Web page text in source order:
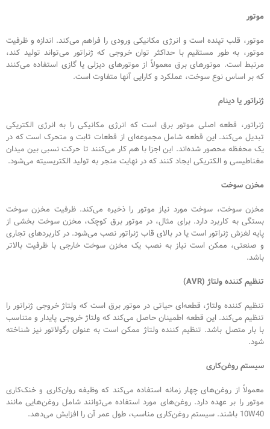
موتور
موتور، قلب تپنده است و انرژی مکانیکی ورودی را فراهم می‌کند. اندازه و ظرفیت
موتور، به طور مستقیم با حداکثر توان خروجی که ژنراتور می‌تواند تولید کند،
مرتبط است. موتورهای برق معمولاً از موتورهای دیزلی یا گازی استفاده می‌کنند
که بر اساس نوع سوخت، عملکرد و کارایی آنها متفاوت است.
ژنراتور یا دینام
ژنراتور، قطعه اصلی موتور برق است که انرژی مکانیکی را به انرژی الکتریکی
تبدیل می‌کند. این قطعه شامل مجموعه‌ای از قطعات ثابت و متحرک است که در
یک محفظه محصور شده‌اند. این اجزا با هم کار می‌کنند تا حرکت نسبی بین میدان
مغناطیسی و الکتریکی ایجاد کنند که در نهایت منجر به تولید الکتریسیته می‌شود.
مخزن سوخت
مخزن سوخت، سوخت مورد نیاز موتور را ذخیره می‌کند. ظرفیت مخزن سوخت
بستگی به کاربرد دارد. برای مثال، در موتور برق کوچک، مخزن سوخت بخشی از
پایه لغزش ژنراتور است یا در بالای قاب ژنراتور نصب می‌شود. در کاربردهای تجاری
و صنعتی، ممکن است نیاز به نصب یک مخزن سوخت خارجی با ظرفیت بالاتر
باشد.
تنظیم کننده ولتاژ (AVR)
تنظیم کننده ولتاژ، قطعه‌ای حیاتی در موتور برق است که ولتاژ خروجی ژنراتور را
تنظیم می‌کند. این قطعه اطمینان حاصل می‌کند که ولتاژ خروجی پایدار و متناسب
با بار متصل باشد. تنظیم کننده ولتاژ ممکن است به عنوان رگولاتور نیز شناخته
شود.
سیستم روغن‌کاری
معمولاً از روغن‌های چهار زمانه استفاده می‌کند که وظیفه روان‌کاری و خنک‌کاری
موتور را بر عهده دارد. روغن‌های مورد استفاده می‌توانند شامل روغن‌هایی مانند
10W40 باشند. سیستم روغن‌کاری مناسب، طول عمر آن را افزایش می‌دهد.